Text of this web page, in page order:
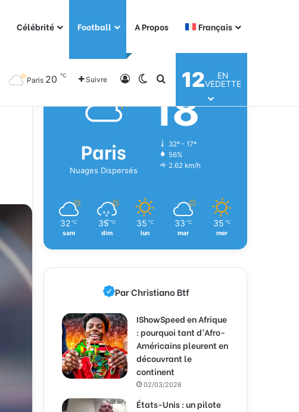
Célébrité Football A Propos Français
Paris 20 ℃ Suivre ConnexionSwitch skin
Rechercher
12
EN
VEDETTE
Météo
Paris
Nuages Dispersés
18℃
32º - 17º
56%
2.62 km/h
32 ℃
sam
35 ℃
dim
35 ℃
lun
33 ℃
mar
35 ℃
mer
Par Christiano Btf
IShowSpeed en Afrique
: pourquoi tant d’Afro-
Américains pleurent en
découvrant le
continent
02/03/2026
États-Unis : un pilote